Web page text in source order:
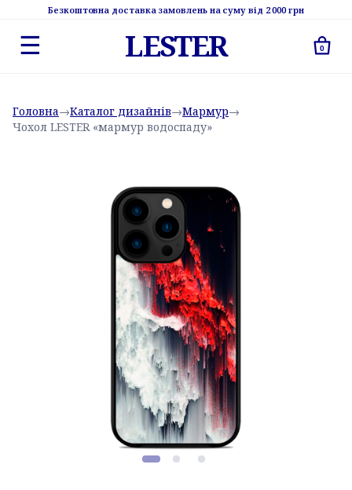
Безкоштовна доставка замовлень на суму від 2 000 грн
☰ LESTER 0
Головна→Каталог дизайнів→Мармур→
Чохол LESTER «мармур водоспаду»